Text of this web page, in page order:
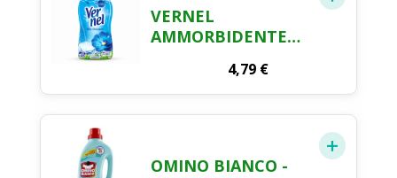
VERNEL
AMMORBIDENTE
LAVAGGI 1056 ML
4,79 €
OMINO BIANCO -